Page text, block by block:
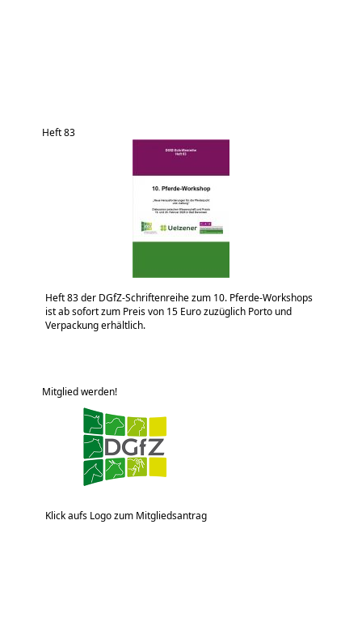
Heft 83
Heft 83 der DGfZ-Schriftenreihe zum 10. Pferde-Workshops
ist ab sofort zum Preis von 15 Euro zuzüglich Porto und
Verpackung erhältlich.
Mitglied werden!
Klick aufs Logo zum Mitgliedsantrag